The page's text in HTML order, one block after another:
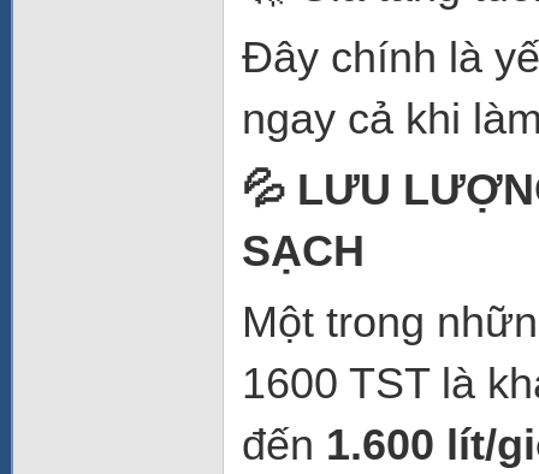
Đây chính là
ngay cả khi
💦 LƯU
SẠCH
Một trong
1600 TST là
đến 1.600 lít/